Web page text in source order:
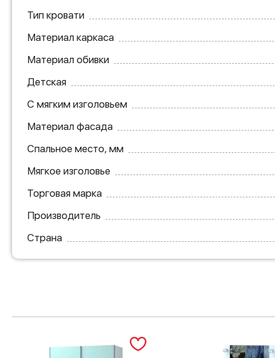
Тип кровати
Материал каркаса
Материал обивки
Детская
С мягким изголовьем
Материал фасада
Спальное место, мм
Мягкое изголовье
Торговая марка
Производитель
Страна